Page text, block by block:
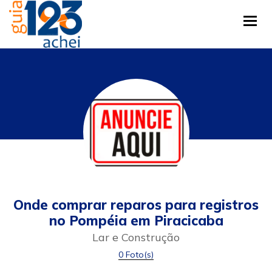
Onde comprar reparos para registros
no Pompéia em Piracicaba
Lar e Construção
0 Foto(s)